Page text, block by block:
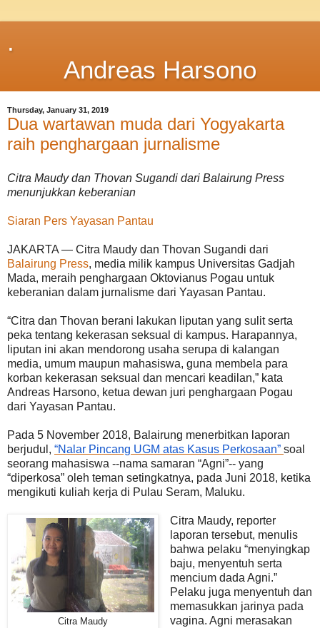
.
Andreas Harsono
Thursday, January 31, 2019
Dua wartawan muda dari Yogyakarta
raih penghargaan jurnalisme
Citra Maudy dan Thovan Sugandi dari Balairung Press
menunjukkan keberanian
Siaran Pers Yayasan Pantau
JAKARTA — Citra Maudy dan Thovan Sugandi dari
Balairung Press, media milik kampus Universitas Gadjah
Mada, meraih penghargaan Oktovianus Pogau untuk
keberanian dalam jurnalisme dari Yayasan Pantau.
“Citra dan Thovan berani lakukan liputan yang sulit serta
peka tentang kekerasan seksual di kampus. Harapannya,
liputan ini akan mendorong usaha serupa di kalangan
media, umum maupun mahasiswa, guna membela para
korban kekerasan seksual dan mencari keadilan,” kata
Andreas Harsono, ketua dewan juri penghargaan Pogau
dari Yayasan Pantau.
Pada 5 November 2018, Balairung menerbitkan laporan
berjudul, “Nalar Pincang UGM atas Kasus Perkosaan” soal
seorang mahasiswa --nama samaran “Agni”-- yang
“diperkosa” oleh teman setingkatnya, pada Juni 2018, ketika
mengikuti kuliah kerja di Pulau Seram, Maluku.
Citra Maudy
Citra Maudy, reporter
laporan tersebut, menulis
bahwa pelaku “menyingkap
baju, menyentuh serta
mencium dada Agni.”
Pelaku juga menyentuh dan
memasukkan jarinya pada
vagina. Agni merasakan